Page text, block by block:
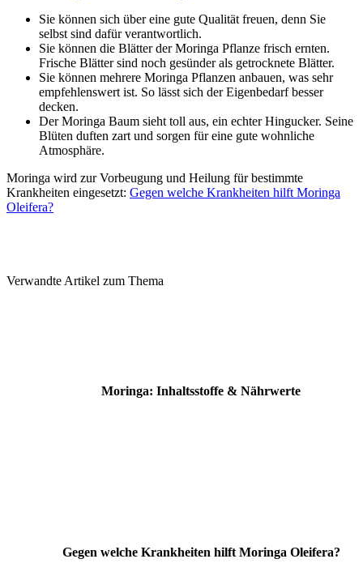
Sie können sich über eine gute Qualität freuen, denn Sie
selbst sind dafür verantwortlich.
Sie können die Blätter der Moringa Pflanze frisch ernten.
Frische Blätter sind noch gesünder als getrocknete Blätter.
Sie können mehrere Moringa Pflanzen anbauen, was sehr
empfehlenswert ist. So lässt sich der Eigenbedarf besser
decken.
Der Moringa Baum sieht toll aus, ein echter Hingucker. Seine
Blüten duften zart und sorgen für eine gute wohnliche
Atmosphäre.
Moringa wird zur Vorbeugung und Heilung für bestimmte
Krankheiten eingesetzt: Gegen welche Krankheiten hilft Moringa
Oleifera?
Verwandte Artikel zum Thema
Moringa: Inhaltsstoffe & Nährwerte
Gegen welche Krankheiten hilft Moringa Oleifera?